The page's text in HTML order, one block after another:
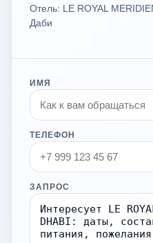
Отель: LE ROYAL
Даби
ИМЯ
ТЕЛЕФОН
ЗАПРОС